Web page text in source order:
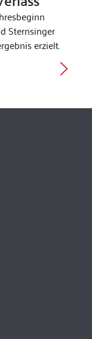
Sternsinger
erzielt.